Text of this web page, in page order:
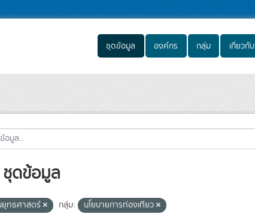
ชุดข้อมูล องค์กร กลุ่ม เกี่ยวกับ
ดข้อมูล
ยุทธศาสตร์ กลุ่ม: นโยบายการท่องเที่ยว